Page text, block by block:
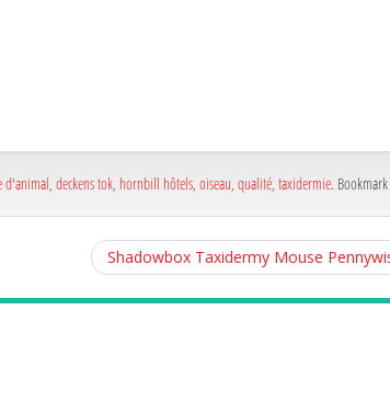
d'animal deckens tok hornbill hôtels oiseau qualité taxidermie.
Shadowbox Taxidermy Mouse